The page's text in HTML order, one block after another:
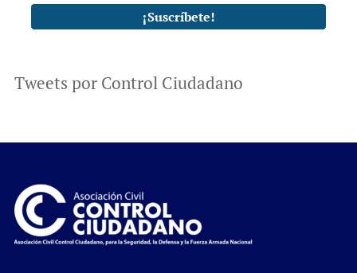
Tweets por Control Ciudadano